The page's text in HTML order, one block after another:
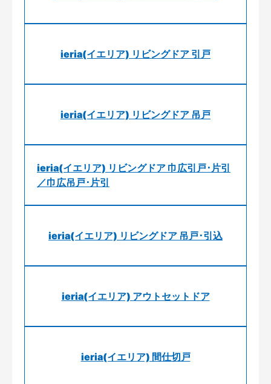
ieria(イエリア) リビングドア 引戸
ieria(イエリア) リビングドア 吊戸
ieria(イエリア) リビングドア 巾広引戸･片引
／巾広吊戸･片引
ieria(イエリア) リビングドア 吊戸･引込
ieria(イエリア) アウトセットドア
ieria(イエリア) 間仕切戸